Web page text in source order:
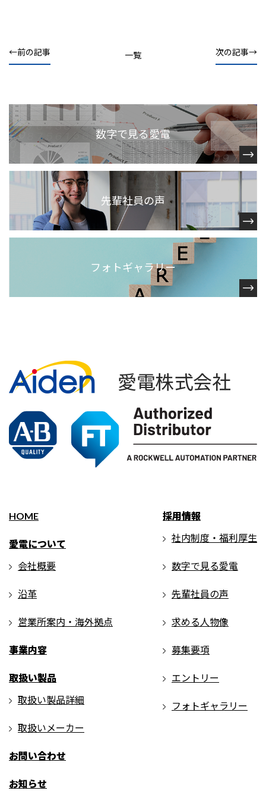
前の記事 一覧 次の記事
数字で見る愛電
先輩社員の声
フォトギャラリー
HOME
愛電について
会社概要
沿革
営業所案内・海外拠点
事業内容
取扱い製品
取扱い製品詳細
取扱いメーカー
お問い合わせ
お知らせ
採用情報
社内制度・福利厚生
数字で見る愛電
先輩社員の声
求める人物像
募集要項
エントリー
フォトギャラリー